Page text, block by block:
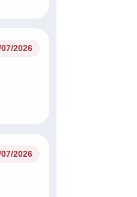
2026
2026